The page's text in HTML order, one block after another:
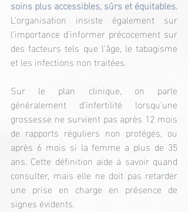
L’organisation insiste également sur
l’importance d’informer précocement sur
des facteurs tels que l’âge, le tabagisme
et les infections non traitées.
Sur le plan clinique, on parle
généralement d’infertilité lorsqu’une
grossesse ne survient pas après 12 mois
de rapports réguliers non protégés, ou
après 6 mois si la femme a plus de 35
ans. Cette définition aide à savoir quand
consulter, mais elle ne doit pas retarder
une prise en charge en présence de
signes évidents.